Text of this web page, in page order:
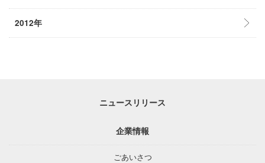
2012年
ニュースリリース
企業情報
ごあいさつ